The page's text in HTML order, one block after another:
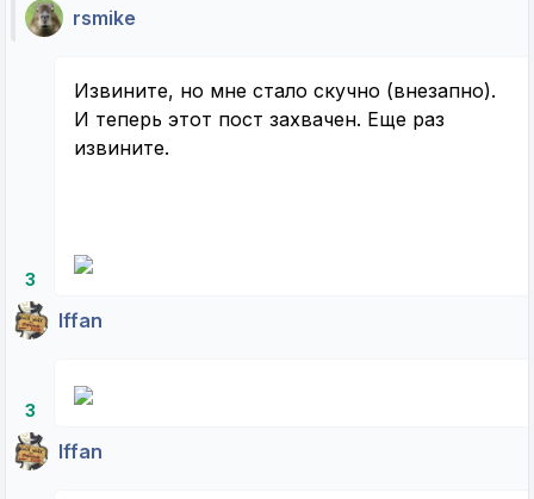
rsmike
3
Извините, но мне стало скучно (внезапно).
И теперь этот пост захвачен. Еще раз
извините.
Iffan
3
Iffan